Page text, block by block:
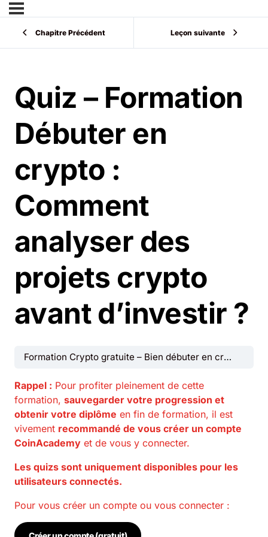
Chapitre Précédent Leçon suivante
Quiz – Formation
Débuter en
crypto :
Comment
analyser des
projets crypto
avant d’investir ?
Formation Crypto gratuite – Bien débuter en crypto monnaies
Rappel : Pour profiter pleinement de cette
formation, sauvegarder votre progression et
obtenir votre diplôme en fin de formation, il est
vivement recommandé de vous créer un compte
CoinAcademy et de vous y connecter.
Les quizs sont uniquement disponibles pour les
utilisateurs connectés.
Pour vous créer un compte ou vous connecter :